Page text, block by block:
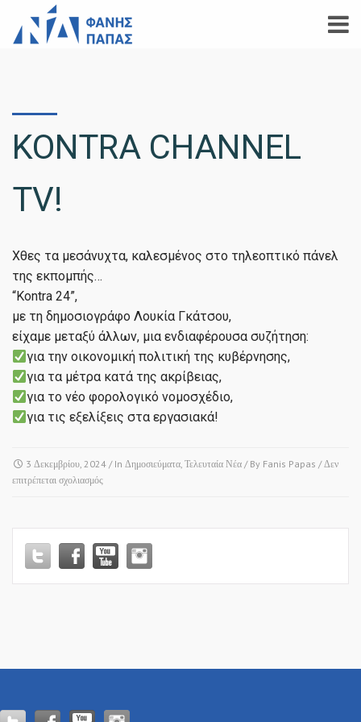
KONTRA CHANNEL
TV!
Χθες τα μεσάνυχτα, καλεσμένος στο τηλεοπτικό πάνελ
της εκπομπής…
“Kontra 24”,
με τη δημοσιογράφο Λουκία Γκάτσου,
είχαμε μεταξύ άλλων, μια ενδιαφέρουσα συζήτηση:
για την οικονομική πολιτική της κυβέρνησης,
για τα μέτρα κατά της ακρίβειας,
για το νέο φορολογικό νομοσχέδιο,
για τις εξελίξεις στα εργασιακά!
3 Δεκεμβρίου, 2024 / In Δημοσιεύματα, Τελευταία Νέα / By Fanis Papas /Δεν
επιτρέπεται σχολιασμόςστο
TV!